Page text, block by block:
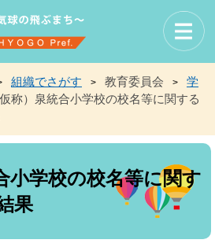
組織でさがす > 教育委員会 >
学
仮称）泉統合小学校の校名等に関する
小学校の校名等に関す
果